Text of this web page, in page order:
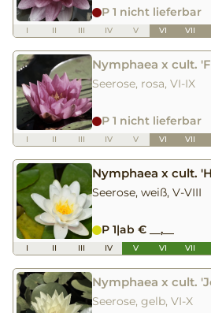
P 1 nicht lieferbar
I II III IV V VI VII
Nymphaea x cult.
Seerose, rosa, VI-IX
P 1 nicht lieferbar
I II III IV V VI VII
Nymphaea x cult.
Seerose, weiß, V-VIII
P 1|ab € __,__
I II III IV V VI VII
Nymphaea x cult.
Seerose, gelb, VI-X